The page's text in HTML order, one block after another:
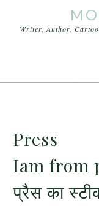
Writer, Author,
Press
Iam from
प्रैस का